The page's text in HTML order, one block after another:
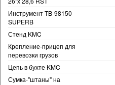
Инструмент TB-98150
SUPERB
Стенд KMC
Крепление-прицеп для
перевозки грузов
Цепь в бухте KMC
Сумка-"штаны" на